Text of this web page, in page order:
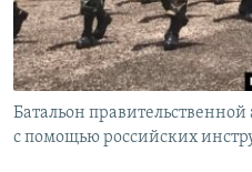
Батальон
с помощью российских